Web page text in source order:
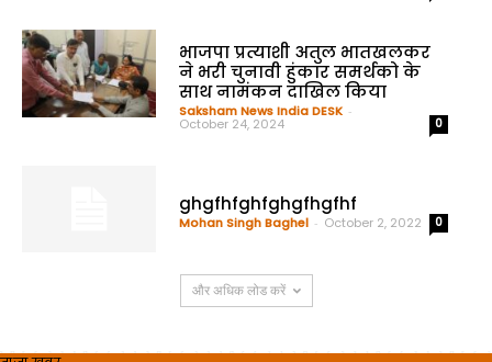
भाजपा प्रत्याशी अतुल भातखलकर
ने भरी चुनावी हुंकार समर्थको के
साथ नामंकन दाखिल किया
Saksham News India DESK -
October 24, 2024 0
ghgfhfghfghgfhgfhf
Mohan Singh Baghel - October 2, 2022 0
और अधिक लोड करें